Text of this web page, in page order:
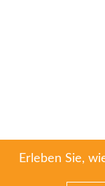
Erleben Sie,